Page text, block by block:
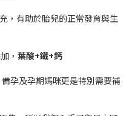
，有助於胎兒的正常發育與生
， 葉酸+鐵+鈣
孕及孕期媽咪更是特別需要補